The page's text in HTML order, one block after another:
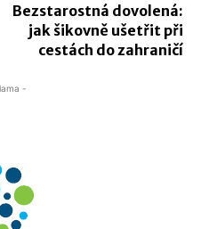
Bezstarostná dovolená:
jak šikovně ušetřit při
cestách do zahraničí
-